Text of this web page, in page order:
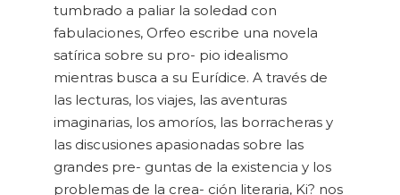
tumbrado a paliar la soledad con
fabulaciones, Orfeo escribe una novela
satírica sobre su pro- pio idealismo
mientras busca a su Eurídice. A través de
las lecturas, los viajes, las aventuras
imaginarias, los amoríos, las borracheras y
las discusiones apasionadas sobre las
grandes pre- guntas de la existencia y los
problemas de la crea- ción literaria, Ki? nos